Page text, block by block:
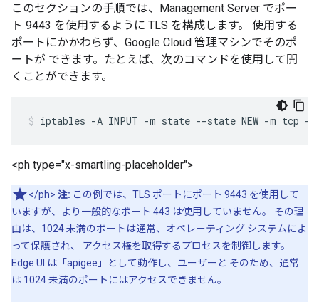
このセクションの手順では、Management Server でポー
ト 9443 を使用するように TLS を構成します。 使用する
ポートにかかわらず、Google Cloud 管理マシンでそのポ
ートが できます。たとえば、次のコマンドを使用して開
くことができます。
iptables -A INPUT -m state --state NEW -m tcp -
<ph type="x-smartling-placeholder">
</ph> 注: この例では、TLS ポートにポート 9443 を使用して
いますが、より一般的なポート 443 は使用していません。 その理
由は、1024 未満のポートは通常、オペレーティング システムによ
って保護され、 アクセス権を取得するプロセスを制御します。
Edge UI は「apigee」として動作し、ユーザーと そのため、通常
は 1024 未満のポートにはアクセスできません。